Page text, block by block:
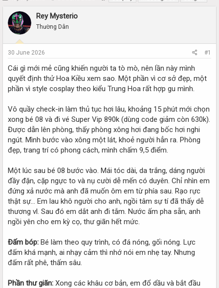
r
e
a
s
a
r
t
e
a
r
e
Rey Mysterio
Thường Dân
30 June 2026 #1
Cái gì mới mẻ cũng khiến người ta tò mò, nên lần này mình
quyết định thử Hoa Kiều xem sao. Một phần vì cơ sở đẹp, một
phần vì style cosplay theo kiểu Trung Hoa rất hợp gu mình.
Vô quầy check-in làm thủ tục hơi lâu, khoảng 15 phút mới chọn
xong bé 08 và đi vé Super Vip 890k (dùng code giảm còn 630k).
Được dẫn lên phòng, thấy phòng xông hơi đang bốc hơi nghi
ngút. Mình bước vào xông một lát, khoẻ người hẳn ra. Phòng
đẹp, trang trí có phong cách, mình chấm 9,5 điểm.
Một lúc sau bé 08 bước vào. Mái tóc dài, da trắng, dáng người
đầy đặn, cặp ngực to và nụ cười dễ mến có duyên. Chỉ nhìn em
đứng xả nước mà anh đã muốn ôm em từ phía sau. Rạo rực
thật sự… Em lau khô người cho anh, ngồi tâm sự tí đã thấy dễ
thương vl. Sau đó em dắt anh đi tắm. Nước ấm pha sẵn, anh
ngồi yên cho em kỳ cọ, thư giãn hết mức.
Đấm bóp: Bé làm theo quy trình, có đá nóng, gối nóng. Lực
đấm khá mạnh, ai nhạy cảm thì nhớ nói em nhẹ tay. Nhưng
đấm rất phê, thấm sâu.
Phần thư giãn: Xong các khâu cơ bản, em đổ dầu và bắt đầu